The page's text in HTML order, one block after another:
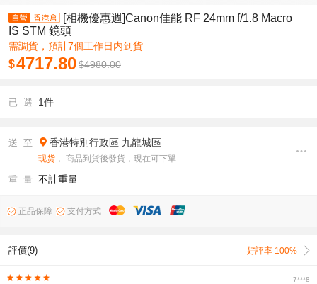
[相機優惠週]Canon佳能 RF 24mm f/1.8 Macro
IS STM 鏡頭
需調貨，預計7個工作日内到貨
$4717.80$4980.00
已 選 1件
送 至 香港特別行政區 九龍城區
现货 ， 商品到貨後發貨，現在可下單
重 量 不計重量
正品保障 支付方式
評價(9) 好評率 100%
7***8